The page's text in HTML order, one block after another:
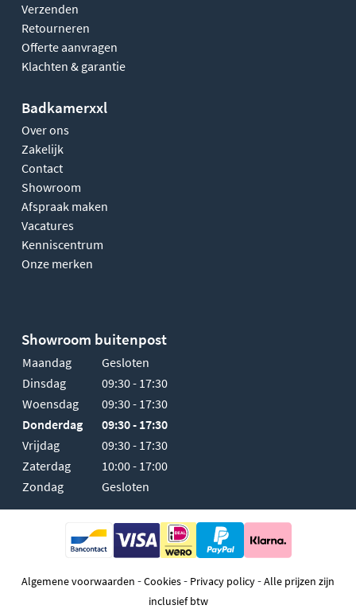
Verzenden
Retourneren
Offerte aanvragen
Klachten & garantie
Badkamerxxl
Over ons
Zakelijk
Contact
Showroom
Afspraak maken
Vacatures
Kenniscentrum
Onze merken
Showroom buitenpost
Maandag
Gesloten
Dinsdag
09:30 - 17:30
Woensdag
09:30 - 17:30
Donderdag
09:30 - 17:30
Vrijdag
09:30 - 17:30
Zaterdag
10:00 - 17:00
Zondag
Gesloten
Algemene voorwaarden -Cookies- Privacy policy-Alle prijzen zijn
inclusief btw